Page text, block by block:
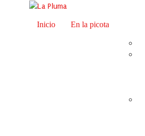
Inicio En la picota